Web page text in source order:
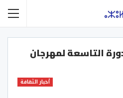
التاسعة لمهرجان
أخبار الثقافة